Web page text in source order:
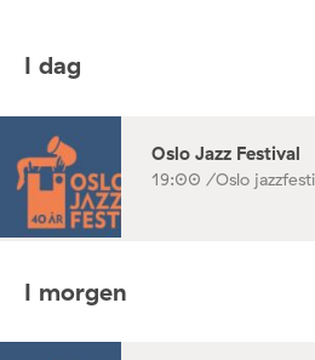
I dag
Oslo Jazz Festival
19:00 /Oslo
I morgen